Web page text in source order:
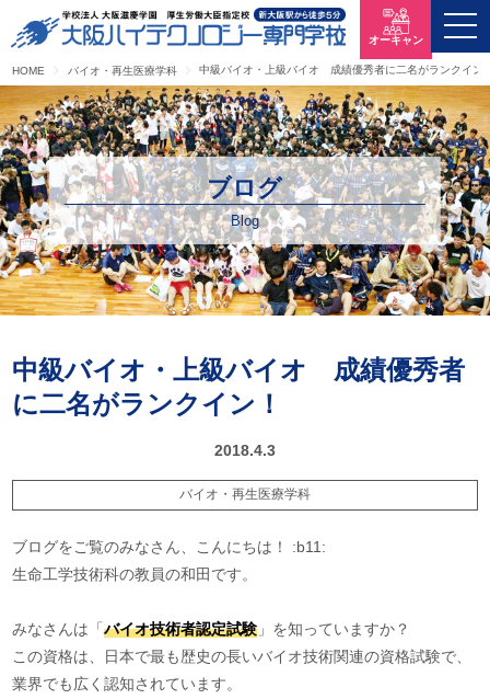
HOME バイオ・再生医療学科 中級バイオ・上級バイオ 成績優秀者に二名がランクイン
オーキャン
ブログ
Blog
中級バイオ・上級バイオ 成績優秀者
に二名がランクイン！
2018.4.3
バイオ・再生医療学科
ブログをご覧のみなさん、こんにちは！ :b11:
生命工学技術科の教員の和田です。
みなさんは「バイオ技術者認定試験」を知っていますか？
この資格は、日本で最も歴史の長いバイオ技術関連の資格試験で、
業界でも広く認知されています。